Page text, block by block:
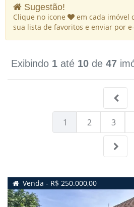
Sugestão!
Clique no icone
em cada imóvel
sua lista de favoritos e enviar por
Exibindo 1até 10de 47
1 2 3
Venda - R$ 250.000,00